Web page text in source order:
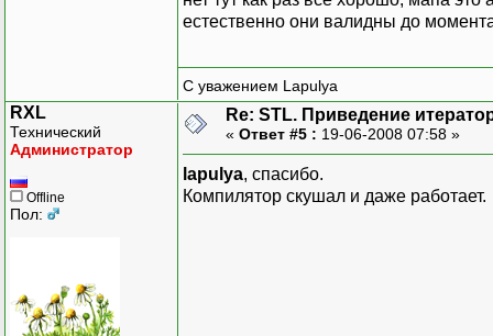
естественно они валидны до
С уважением Lapulya
RXL
Технический
Администратор
Offline
Пол:
Re: STL. Приведение
« Ответ #5 : 19-06-2008 07:58 »
lapulya, спасибо.
Компилятор скушал и даже работает.